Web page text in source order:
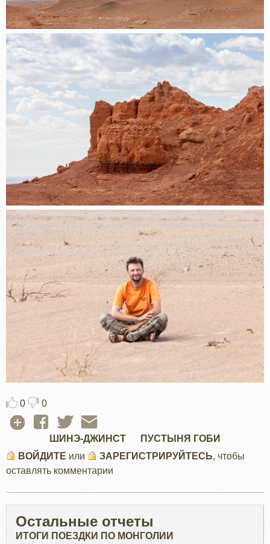
0 0
ШИНЭ-ДЖИНСТ
ПУСТЫНЯ ГОБИ
ВОЙДИТЕ или ЗАРЕГИСТРИРУЙТЕСЬ, чтобы
оставлять комментарии
Остальные отчеты
ИТОГИ ПОЕЗДКИ ПО МОНГОЛИИ